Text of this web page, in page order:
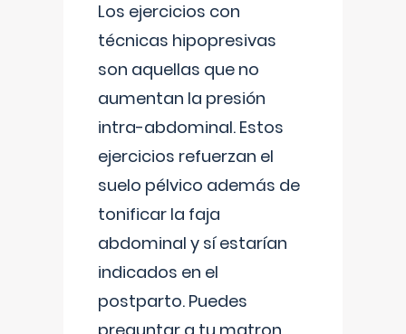
Los ejercicios con
técnicas hipopresivas
son aquellas que no
aumentan la presión
intra-abdominal. Estos
ejercicios refuerzan el
suelo pélvico además de
tonificar la faja
abdominal y sí estarían
indicados en el
postparto. Puedes